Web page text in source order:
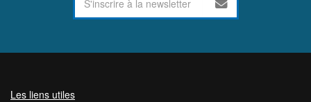
Les liens utiles